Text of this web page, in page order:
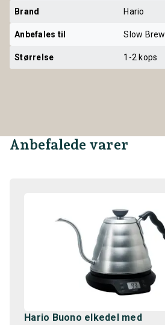
Brand Hario
Anbefales til Slow Brew
Størrelse 1-2 kops
Anbefalede varer
Hario Buono elkedel med